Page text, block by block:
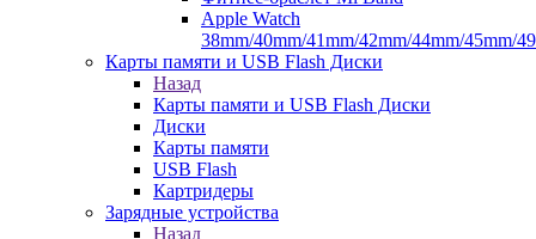
Apple Watch
38mm/40mm/41mm/42mm/44mm/45mm/
Карты памяти и USB Flash Диски
Назад
Карты памяти и USB Flash Диски
Диски
Карты памяти
USB Flash
Картридеры
Зарядные устройства
Назад